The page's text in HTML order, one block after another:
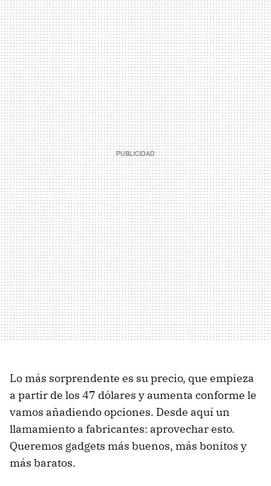
Lo más sorprendente es su precio, que empieza
a partir de los 47 dólares y aumenta conforme le
vamos añadiendo opciones. Desde aquí un
llamamiento a fabricantes: aprovechar esto.
Queremos gadgets más buenos, más bonitos y
más baratos.